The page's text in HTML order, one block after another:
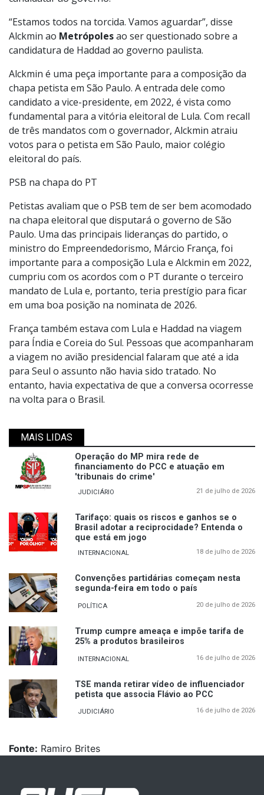
“Estamos todos na torcida. Vamos aguardar”, disse
Alckmin ao Metrópolesao ser questionado sobre a
candidatura de Haddad ao governo paulista.
Alckmin é uma peça importante para a composição da
chapa petista em São Paulo. A entrada dele como
candidato a vice-presidente, em 2022, é vista como
fundamental para a vitória eleitoral de Lula. Com recall
de três mandatos com o governador, Alckmin atraiu
votos para o petista em São Paulo, maior colégio
eleitoral do país.
PSB na chapa do PT
Petistas avaliam que o PSB tem de ser bem acomodado
na chapa eleitoral que disputará o governo de São
Paulo. Uma das principais lideranças do partido, o
ministro do Empreendedorismo, Márcio França, foi
importante para a composição Lula e Alckmin em 2022,
cumpriu com os acordos com o PT durante o terceiro
mandato de Lula e, portanto, teria prestígio para ficar
em uma boa posição na nominata de 2026.
França também estava com Lula e Haddad na viagem
para Índia e Coreia do Sul. Pessoas que acompanharam
a viagem no avião presidencial falaram que até a ida
para Seul o assunto não havia sido tratado. No
entanto, havia expectativa de que a conversa ocorresse
na volta para o Brasil.
MAIS LIDAS
Operação do MP mira rede de
financiamento do PCC e atuação em
'tribunais do crime'
JUDICIÁRIO 21 de julho de 2026
Tarifaço: quais os riscos e ganhos se o
Brasil adotar a reciprocidade? Entenda o
que está em jogo
INTERNACIONAL 18 de julho de 2026
Convenções partidárias começam nesta
segunda-feira em todo o país
POLÍTICA 20 de julho de 2026
Trump cumpre ameaça e impõe tarifa de
25% a produtos brasileiros
INTERNACIONAL 16 de julho de 2026
TSE manda retirar vídeo de influenciador
petista que associa Flávio ao PCC
JUDICIÁRIO 16 de julho de 2026
Fonte: Ramiro Brites